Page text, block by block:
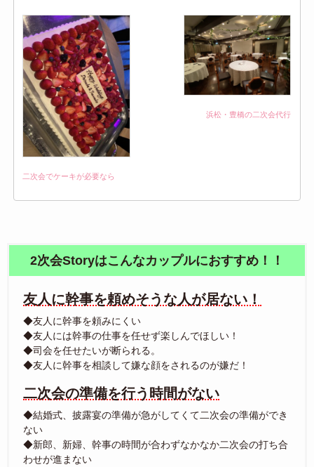
二次会でケーキが必要なら
浜松・豊橋の二次会代行
2次会Storyはこんなカップルにおすすめ！！
友人に幹事を頼めそうな人が居ない！
◆友人に幹事を頼みにくい
◆友人には幹事の仕事を任せず楽しんでほしい！
◆司会を任せたいが断られる。
◆友人に幹事を相談して嫌な顔をされるのが嫌だ！
二次会の準備を行う時間がない
◆結婚式、披露宴の準備が急がしてくて二次会の準備ができ
ない
◆新郎、新婦、幹事の時間が合わずなかなか二次会の打ち合
わせが進まない